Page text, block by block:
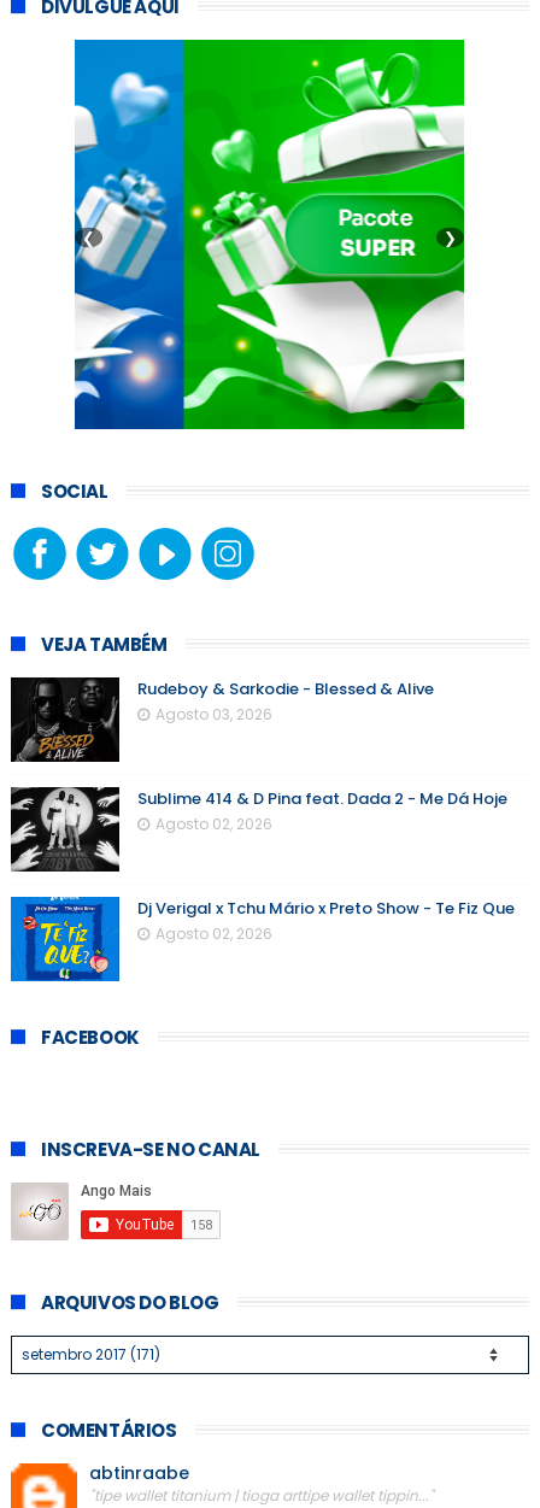
DIVULGUE AQUI
❮ ❯
SOCIAL
VEJA TAMBÉM
Rudeboy & Sarkodie - Blessed & Alive
Agosto 03, 2026
Sublime 414 & D Pina feat. Dada 2 - Me Dá Hoje
Agosto 02, 2026
Dj Verigal x Tchu Mário x Preto Show - Te Fiz Que
Agosto 02, 2026
FACEBOOK
INSCREVA-SE NO CANAL
ARQUIVOS DO BLOG
COMENTÁRIOS
abtinraabe
"tipe wallet titanium | tioga arttipe wallet tippin..."